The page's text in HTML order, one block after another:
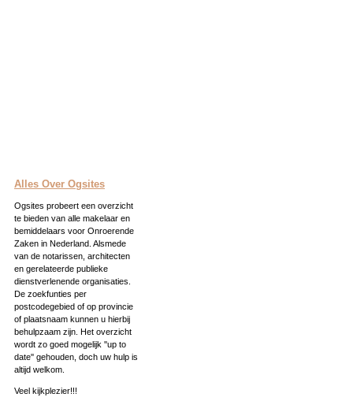
Alles Over Ogsites
Ogsites probeert een overzicht
te bieden van alle makelaar en
bemiddelaars voor Onroerende
Zaken in Nederland. Alsmede
van de notarissen, architecten
en gerelateerde publieke
dienstverlenende organisaties.
De zoekfunties per
postcodegebied of op provincie
of plaatsnaam kunnen u hierbij
behulpzaam zijn. Het overzicht
wordt zo goed mogelijk ''up to
date'' gehouden, doch uw hulp is
altijd welkom.
Veel kijkplezier!!!